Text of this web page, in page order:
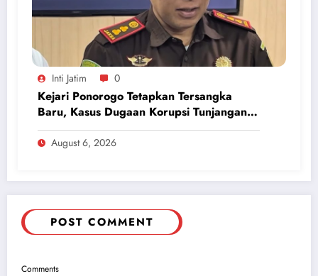
Inti Jatim 0
Kejari Ponorogo Tetapkan Tersangka
Baru, Kasus Dugaan Korupsi Tunjangan
Perumahan DPRD 2023-2026
August 6, 2026
POST COMMENT
Comments